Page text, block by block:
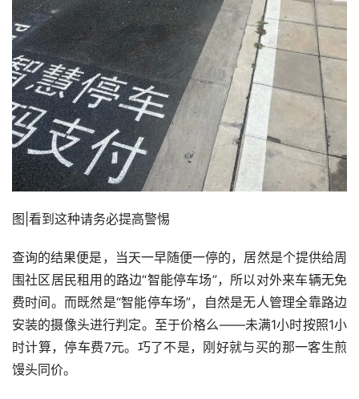
图|看到这种请务必提高警惕
查询的结果便是，当天一早随便一停的，居然是个提供给周
围社区居民租用的路边“智能停车场”，所以对外来车辆无免
费时间。而既然是“智能停车场”，自然是无人管理全靠路边
安装的摄像头进行判定。至于价格么——未满1小时按照1小
时计算，停车费7元。巧了不是，刚好就与买的那一客生煎
馒头同价。